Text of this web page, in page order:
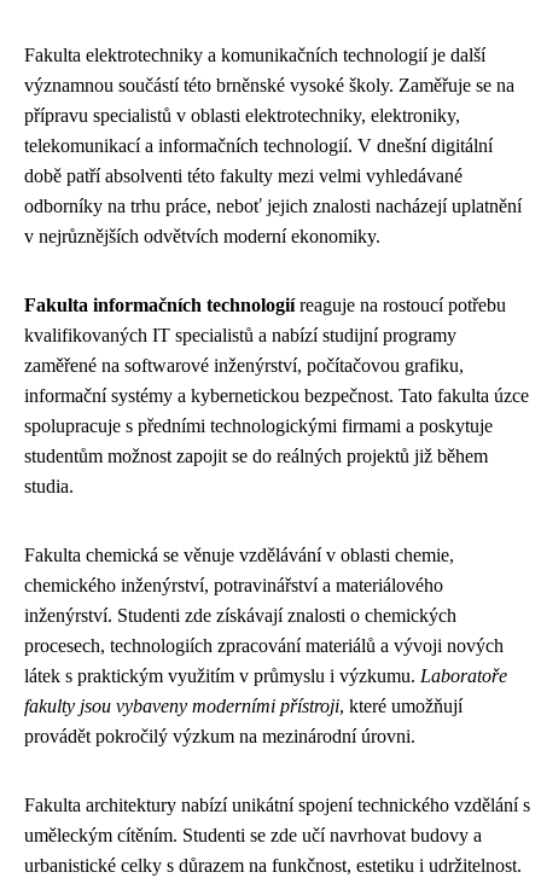
Fakulta elektrotechniky a komunikačních technologií je další
významnou součástí této brněnské vysoké školy. Zaměřuje se na
přípravu specialistů v oblasti elektrotechniky, elektroniky,
telekomunikací a informačních technologií. V dnešní digitální
době patří absolventi této fakulty mezi velmi vyhledávané
odborníky na trhu práce, neboť jejich znalosti nacházejí uplatnění
v nejrůznějších odvětvích moderní ekonomiky.
Fakulta informačních technologiíreaguje na rostoucí potřebu
kvalifikovaných IT specialistů a nabízí studijní programy
zaměřené na softwarové inženýrství, počítačovou grafiku,
informační systémy a kybernetickou bezpečnost. Tato fakulta úzce
spolupracuje s předními technologickými firmami a poskytuje
studentům možnost zapojit se do reálných projektů již během
studia.
Fakulta chemická se věnuje vzdělávání v oblasti chemie,
chemického inženýrství, potravinářství a materiálového
inženýrství. Studenti zde získávají znalosti o chemických
procesech, technologiích zpracování materiálů a vývoji nových
látek s praktickým využitím v průmyslu i výzkumu. Laboratoře
fakulty jsou vybaveny moderními přístroji, které umožňují
provádět pokročilý výzkum na mezinárodní úrovni.
Fakulta architektury nabízí unikátní spojení technického vzdělání s
uměleckým cítěním. Studenti se zde učí navrhovat budovy a
urbanistické celky s důrazem na funkčnost, estetiku i udržitelnost.